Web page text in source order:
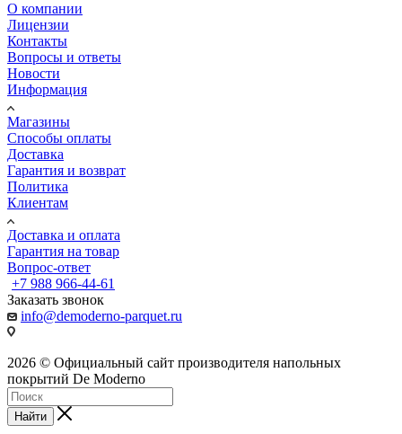
О компании
Лицензии
Контакты
Вопросы и ответы
Новости
Информация
Магазины
Способы оплаты
Доставка
Гарантия и возврат
Политика
Клиентам
Доставка и оплата
Гарантия на товар
Вопрос-ответ
+7 988 966-44-61
Заказать звонок
info@demoderno-parquet.ru
2026 © Официальный сайт производителя напольных
покрытий De Moderno
Найти